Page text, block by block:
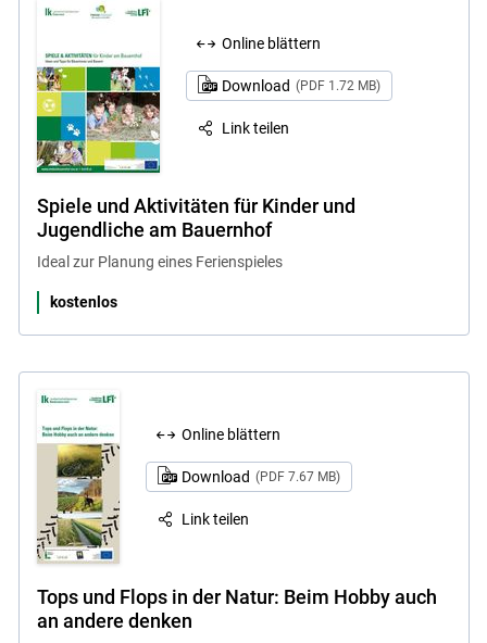
Online blättern
Download (PDF 1.72 MB)
Link teilen
Spiele und Aktivitäten für Kinder und
Jugendliche am Bauernhof
Ideal zur Planung eines Ferienspieles
kostenlos
Online blättern
Download (PDF 7.67 MB)
Link teilen
Tops und Flops in der Natur: Beim Hobby auch
an andere denken